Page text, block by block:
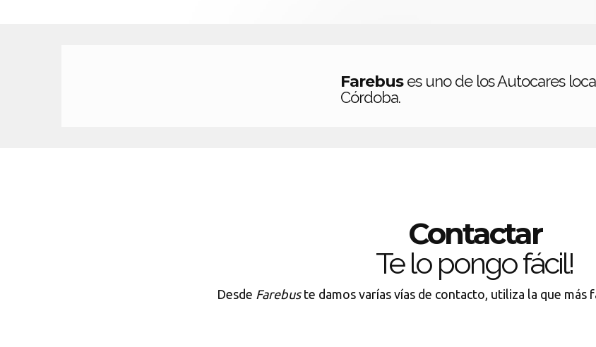
Farebuses uno de los Autocares
Córdoba.
Contactar
Te lo pongo fácil!
Desde Farebuste damos varías vías de contacto, utiliza la que más